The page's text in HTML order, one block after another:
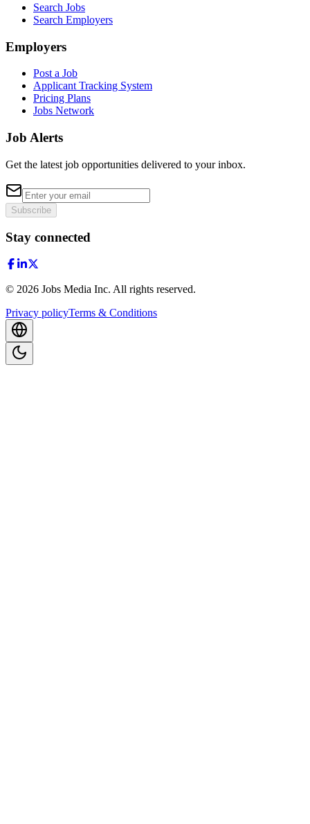
Search Jobs
Search Employers
Employers
Post a Job
Applicant Tracking System
Pricing Plans
Jobs Network
Job Alerts
Get the latest job opportunities delivered to your inbox.
Subscribe
Stay connected
© 2026 Jobs Media Inc. All rights reserved.
Privacy policyTerms & Conditions